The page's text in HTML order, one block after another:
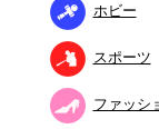
ホビー
スポーツ
ファッシ